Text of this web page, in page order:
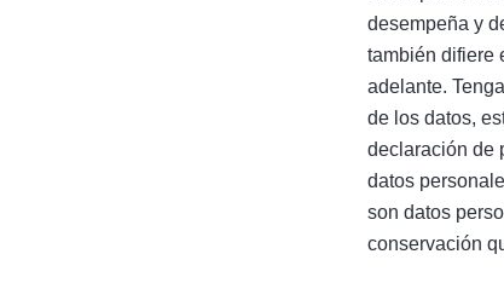
desempeña y
también difiere
adelante.
de los datos,
declaración de
datos
son datos
conservación